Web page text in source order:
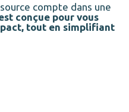
compte dans une
conçue pour vous
tout en simplifiant